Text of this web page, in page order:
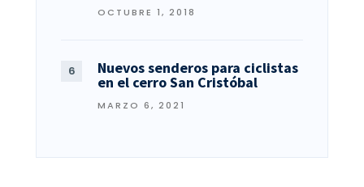
OCTUBRE 1, 2018
Nuevos senderos para ciclistas
en el cerro San Cristóbal
MARZO 6, 2021